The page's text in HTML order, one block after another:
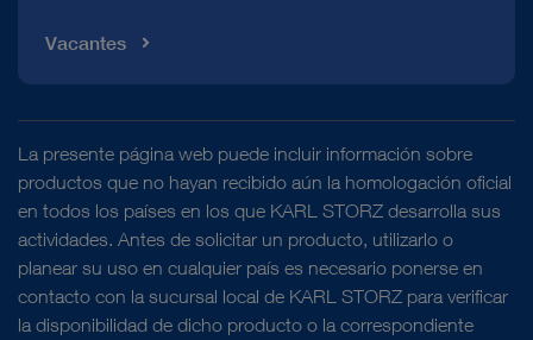
Vacantes
La presente página web puede incluir información sobre
productos que no hayan recibido aún la homologación oficial
en todos los países en los que KARL STORZ desarrolla sus
actividades. Antes de solicitar un producto, utilizarlo o
planear su uso en cualquier país es necesario ponerse en
contacto con la sucursal local de KARL STORZ para verificar
la disponibilidad de dicho producto o la correspondiente